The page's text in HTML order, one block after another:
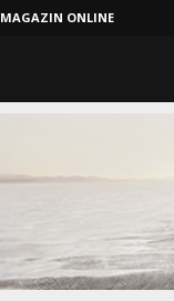
MAGAZIN ONLINE